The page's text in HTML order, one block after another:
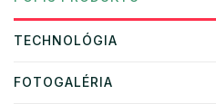
TECHNOLÓGIA
FOTOGALÉRIA